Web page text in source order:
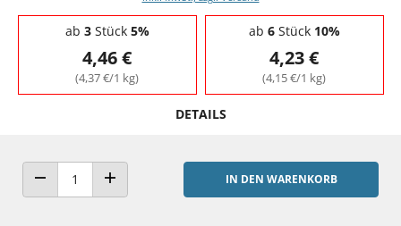
Staffelpreise - Mengenrabatt
ab 3Stück 5%
4,46 €
(4,37 €/1 kg)
ab 6Stück 10%
4,23 €
(4,15 €/1 kg)
DETAILS
ANZAHL VERRINGERNANZAHL ERHÖHEN
IN DEN WARENKORB